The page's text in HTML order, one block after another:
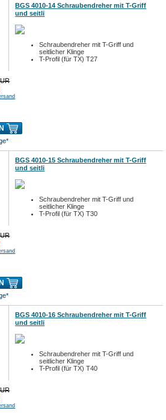
BGS 4010-14 Schraubendreher mit T-Griff
und seitli
Schraubendreher mit T-Griff und
seitlicher Klinge
T-Profil (für TX) T27
BGS 4010-15 Schraubendreher mit T-Griff
und seitli
Schraubendreher mit T-Griff und
seitlicher Klinge
T-Profil (für TX) T30
BGS 4010-16 Schraubendreher mit T-Griff
und seitli
Schraubendreher mit T-Griff und
seitlicher Klinge
T-Profil (für TX) T40